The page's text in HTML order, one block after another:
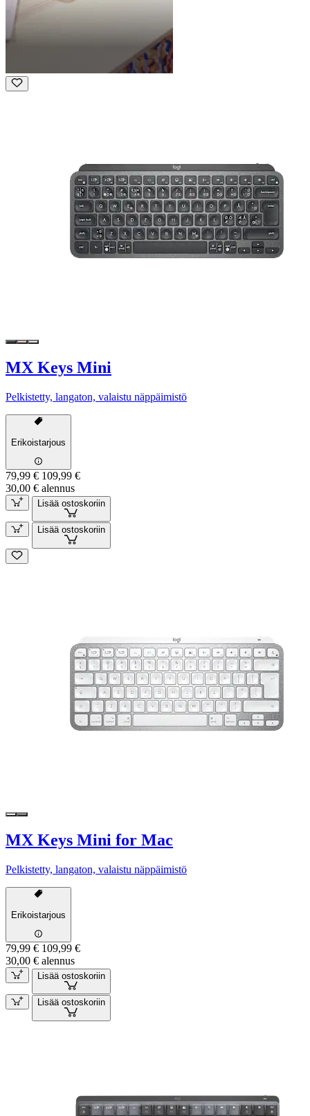
MX Keys Mini
Pelkistetty, langaton, valaistu näppäimistö
Erikoistarjous
79,99 € 109,99 €
30,00 € alennus
Lisää ostoskoriin
Lisää ostoskoriin
MX Keys Mini for Mac
Pelkistetty, langaton, valaistu näppäimistö
Erikoistarjous
79,99 € 109,99 €
30,00 € alennus
Lisää ostoskoriin
Lisää ostoskoriin